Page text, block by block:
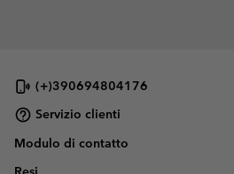
(+)390694804176
Servizio clienti
Modulo di contatto